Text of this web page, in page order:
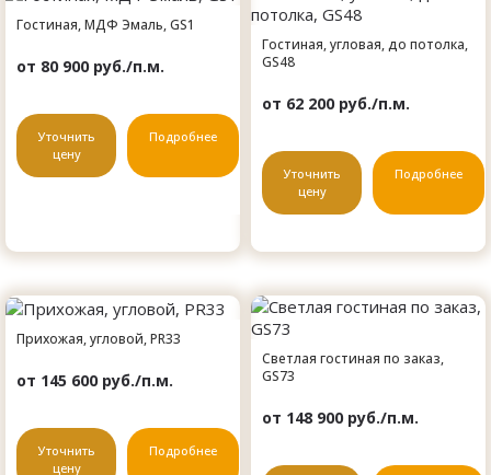
Гостиная, МДФ Эмаль, GS1
от 80 900 руб./п.м.
Уточнить
цену
Подробнее
Гостиная, угловая, до потолка,
GS48
от 62 200 руб./п.м.
Уточнить
цену
Подробнее
Прихожая, угловой, PR33
от 145 600 руб./п.м.
Уточнить
цену
Подробнее
Светлая гостиная по заказ,
GS73
от 148 900 руб./п.м.